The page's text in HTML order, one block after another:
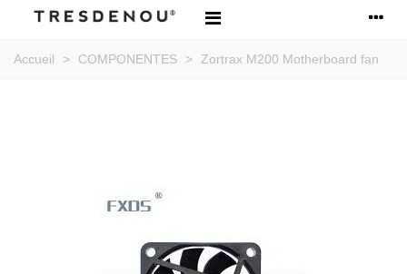
Accueil > COMPONENTES > Zortrax M200 Motherboard fan